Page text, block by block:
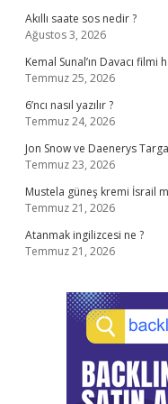
Akıllı saate sos nedir ?
Ağustos 3, 2026
Kemal Sunal’ın Davacı
Temmuz 25, 2026
6’ncı nasıl yazılır ?
Temmuz 24, 2026
Jon Snow ve Daenerys
Temmuz 23, 2026
Mustela güneş kremi İsrail
Temmuz 21, 2026
Atanmak ingilizcesi ne ?
Temmuz 21, 2026